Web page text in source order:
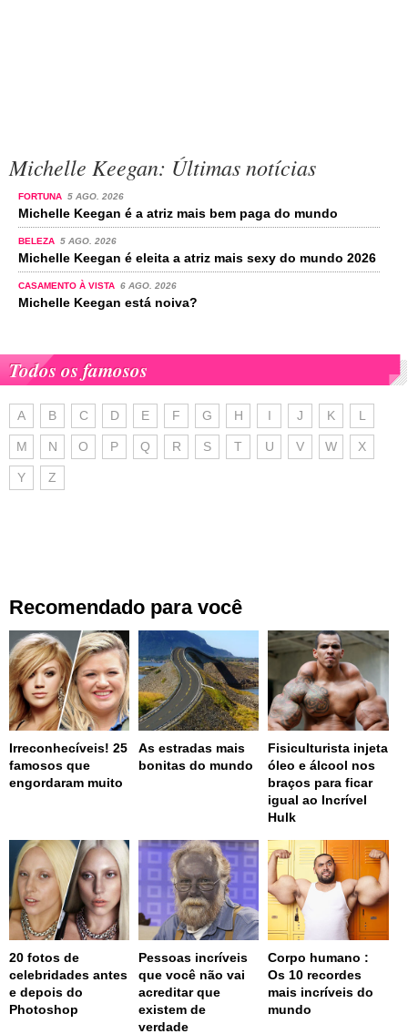
Michelle Keegan: Últimas notícias
FORTUNA 5 AGO. 2026
Michelle Keegan é a atriz mais bem paga do mundo
BELEZA 5 AGO. 2026
Michelle Keegan é eleita a atriz mais sexy do mundo 2026
CASAMENTO À VISTA 6 AGO. 2026
Michelle Keegan está noiva?
Todos os famosos
A B C D E F G H I J K L
M N O P Q R S T U V W X
Y Z
Recomendado para você
Irreconhecíveis! 25
famosos que
engordaram muito
As estradas mais
bonitas do mundo
Fisiculturista injeta
óleo e álcool nos
braços para ficar
igual ao Incrível
Hulk
20 fotos de
celebridades antes
e depois do
Photoshop
Pessoas incríveis
que você não vai
acreditar que
existem de
verdade
Corpo humano :
Os 10 recordes
mais incríveis do
mundo